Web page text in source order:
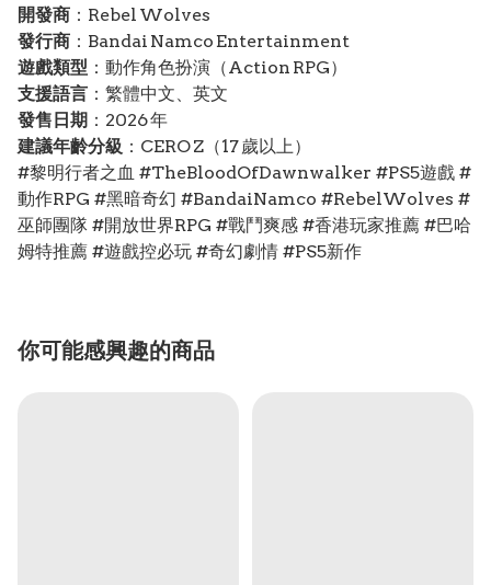
開發商 ：Rebel Wolves
發行商 ：Bandai Namco Entertainment
遊戲類型 ：動作角色扮演（Action RPG）
支援語言 ：繁體中文、英文
發售日期 ：2026 年
建議年齡分級 ：CERO Z（17 歲以上）
#黎明行者之血 #TheBloodOfDawnwalker #PS5遊戲 #
動作RPG #黑暗奇幻 #BandaiNamco #RebelWolves #
巫師團隊 #開放世界RPG #戰鬥爽感 #香港玩家推薦 #巴哈
姆特推薦 #遊戲控必玩 #奇幻劇情 #PS5新作
你可能感興趣的商品